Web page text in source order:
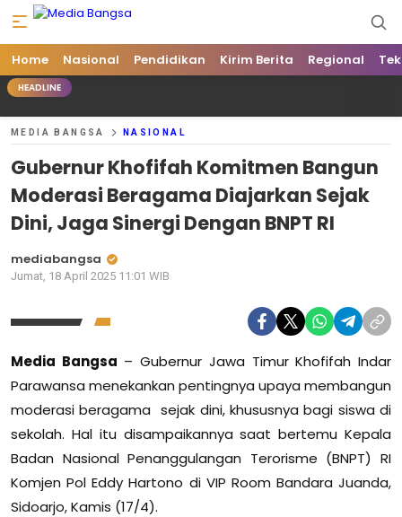
Media Bangsa
Portal Berita Nasional Terpercaya
Home Nasional Pendidikan Kirim Berita Regional
HEADLINE
MEDIA BANGSA NASIONAL
Gubernur Khofifah Komitmen Bangun
Moderasi Beragama Diajarkan Sejak
Dini, Jaga Sinergi Dengan BNPT RI
mediabangsa
Jumat, 18 April 2025 11:01 WIB
Media Bangsa – Gubernur Jawa Timur Khofifah Indar
Parawansa menekankan pentingnya upaya membangun
moderasi beragama sejak dini, khususnya bagi siswa di
sekolah. Hal itu disampaikannya saat bertemu Kepala
Badan Nasional Penanggulangan Terorisme (BNPT) RI
Komjen Pol Eddy Hartono di VIP Room Bandara Juanda,
Sidoarjo, Kamis (17/4).